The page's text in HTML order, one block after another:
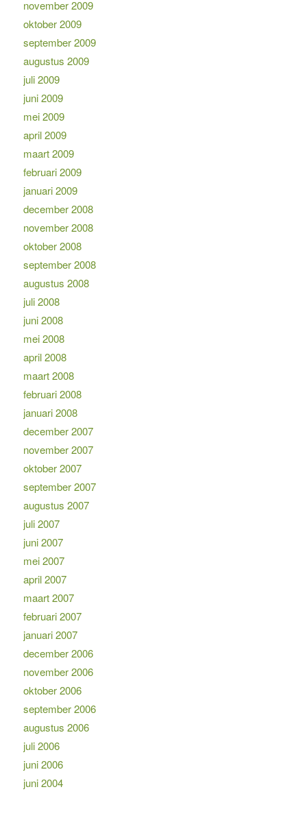
november 2009
oktober 2009
september 2009
augustus 2009
juli 2009
juni 2009
mei 2009
april 2009
maart 2009
februari 2009
januari 2009
december 2008
november 2008
oktober 2008
september 2008
augustus 2008
juli 2008
juni 2008
mei 2008
april 2008
maart 2008
februari 2008
januari 2008
december 2007
november 2007
oktober 2007
september 2007
augustus 2007
juli 2007
juni 2007
mei 2007
april 2007
maart 2007
februari 2007
januari 2007
december 2006
november 2006
oktober 2006
september 2006
augustus 2006
juli 2006
juni 2006
juni 2004